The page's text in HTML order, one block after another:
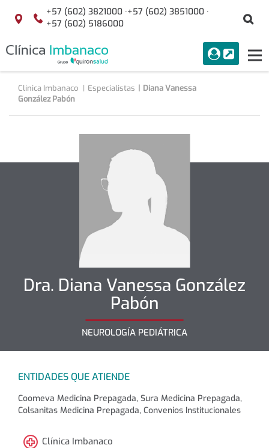
Saltar al contenido
Localización
+57 (602) 3821000 ·+57 (602) 3851000 ·
+57 (602) 5186000
menuAcceso
Buscar
Clínica Imbanaco Especialistas
Diana Vanessa
González Pabón
Dra. Diana Vanessa González
Pabón
NEUROLOGÍA PEDIÁTRICA
ENTIDADES QUE ATIENDE
Coomeva Medicina Prepagada, Sura Medicina Prepagada,
Colsanitas Medicina Prepagada, Convenios Institucionales
Clínica Imbanaco